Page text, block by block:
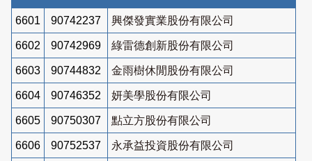
6601 90742237 興傑發實業股份有限公司
6602 90742969 綠雷德創新股份有限公司
6603 90744832 金雨樹休閒股份有限公司
6604 90746352 妍美學股份有限公司
6605 90750307 點立方股份有限公司
6606 90752537 永承益投資股份有限公司